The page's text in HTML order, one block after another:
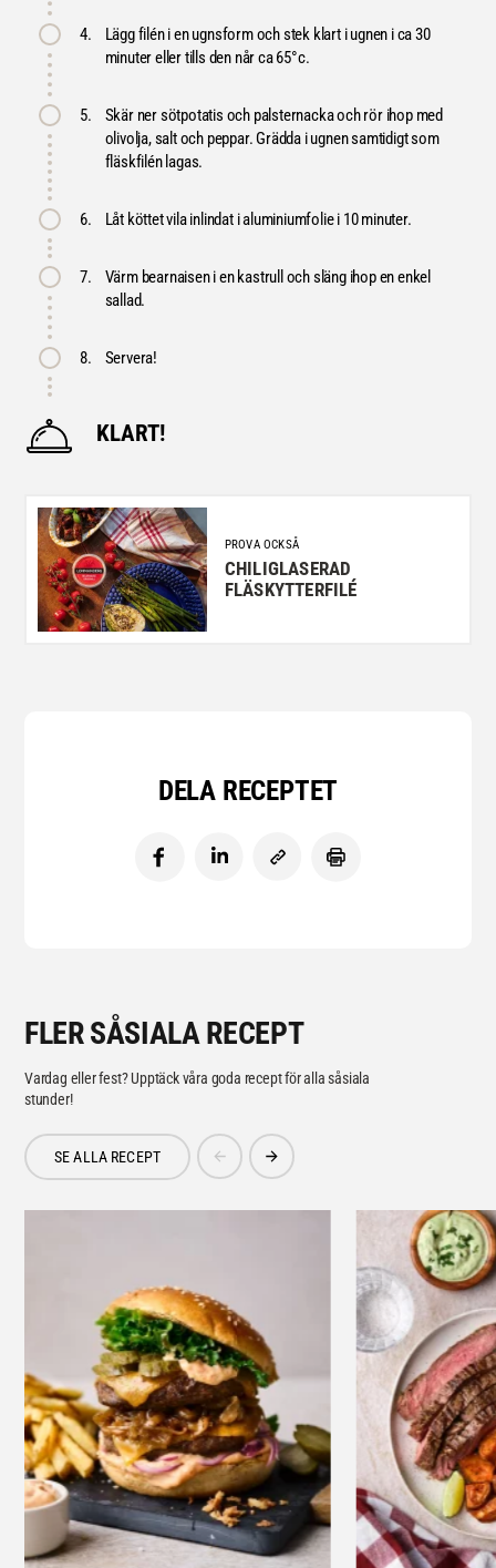
4.
Lägg filén i en ugnsform och stek klart i ugnen i ca 30
minuter eller tills den når ca 65°c.
5.
Skär ner sötpotatis och palsternacka och rör ihop med
olivolja, salt och peppar. Grädda i ugnen samtidigt som
fläskfilén lagas.
6. Låt köttet vila inlindat i aluminiumfolie i 10 minuter.
7.
Värm bearnaisen i en kastrull och släng ihop en enkel
sallad.
8. Servera!
KLART!
PROVA OCKSÅ
CHILIGLASERAD
FLÄSKYTTERFILÉ
DELA RECEPTET
FLER SÅSIALA RECEPT
Vardag eller fest? Upptäck våra goda recept för alla såsiala
stunder!
SE ALLA RECEPT